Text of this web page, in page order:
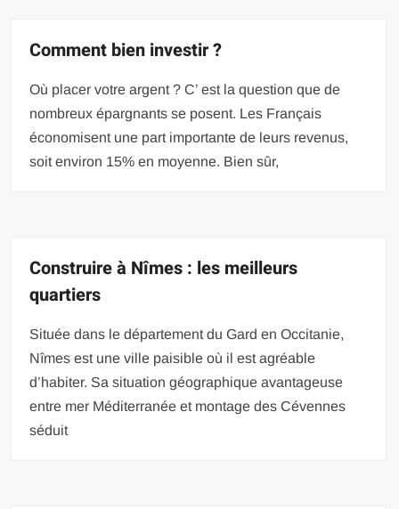
Comment bien investir ?
Où placer votre argent ? C’ est la question que de
nombreux épargnants se posent. Les Français
économisent une part importante de leurs revenus,
soit environ 15% en moyenne. Bien sûr,
Construire à Nîmes : les meilleurs
quartiers
Située dans le département du Gard en Occitanie,
Nîmes est une ville paisible où il est agréable
d’habiter. Sa situation géographique avantageuse
entre mer Méditerranée et montage des Cévennes
séduit